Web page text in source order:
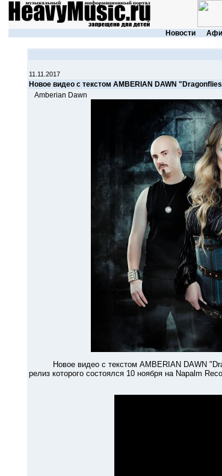
Новости
11.11.2017
Новое видео с текстом AMBERIAN DAWN
Amberian Dawn
Новое видео с текстом AMBERIAN DAWN
релиз которого состоялся 10 ноября на Napalm